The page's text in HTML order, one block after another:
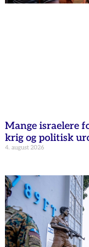
Mange israelere
krig og politisk
4. august 2026